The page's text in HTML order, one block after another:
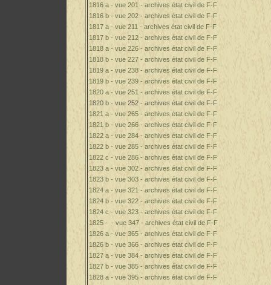
1816 a - vue 201 - archives état civil de F-F
1816 b - vue 202 - archives état civil de F-F
1817 a - vue 211 - archives état civil de F-F
1817 b - vue 212 - archives état civil de F-F
1818 a - vue 226 - archives état civil de F-F
1818 b - vue 227 - archives état civil de F-F
1819 a - vue 238 - archives état civil de F-F
1819 b - vue 239 - archives état civil de F-F
1820 a - vue 251 - archives état civil de F-F
1820 b - vue 252 - archives état civil de F-F
1821 a - vue 265 - archives état civil de F-F
1821 b - vue 266 - archives état civil de F-F
1822 a - vue 284 - archives état civil de F-F
1822 b - vue 285 - archives état civil de F-F
1822 c - vue 286 - archives état civil de F-F
1823 a - vue 302 - archives état civil de F-F
1823 b - vue 303 - archives état civil de F-F
1824 a - vue 321 - archives état civil de F-F
1824 b - vue 322 - archives état civil de F-F
1824 c - vue 323 - archives état civil de F-F
1825 - - vue 347 - archives état civil de F-F
1826 a - vue 365 - archives état civil de F-F
1826 b - vue 366 - archives état civil de F-F
1827 a - vue 384 - archives état civil de F-F
1827 b - vue 385 - archives état civil de F-F
1828 a - vue 395 - archives état civil de F-F